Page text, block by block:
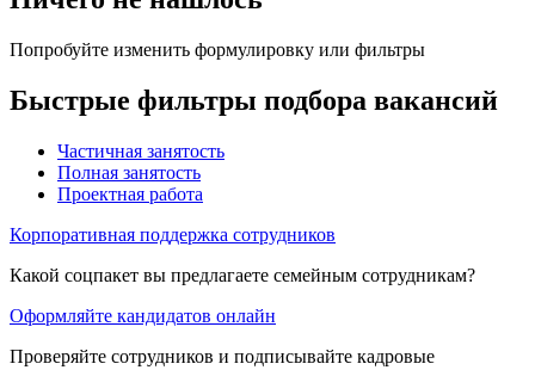
Попробуйте изменить формулировку или фильтры
Быстрые фильтры подбора вакансий
Частичная занятость
Полная занятость
Проектная работа
Корпоративная поддержка сотрудников
Какой соцпакет вы предлагаете семейным сотрудникам?
Оформляйте кандидатов онлайн
Проверяйте сотрудников и подписывайте кадровые